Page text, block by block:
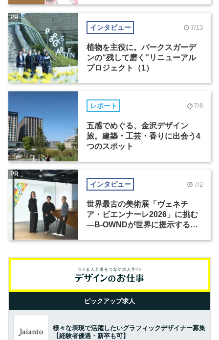
インタビュー 7/13
植物を主役に。パークスガーデ
ンの“残して磨く”リニューアル
プロジェクト（1）
PR
レポート 7/8
五感でめぐる、金沢デザイン
旅。建築・工芸・香りに出会う4
つのスポット
インタビュー 7/2
世界最古の美術展「ヴェネチ
ア・ビエンナーレ2026」に挑む
―B-OWNDが世界に提示する美
PR
ピックアップ求人
様々な表現で活躍したいグラフィックデザイナー募集
【経験者優遇・新卒も可】